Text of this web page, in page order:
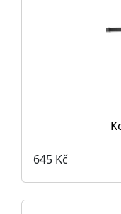
645 Kč